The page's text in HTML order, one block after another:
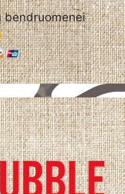
bendruomenei